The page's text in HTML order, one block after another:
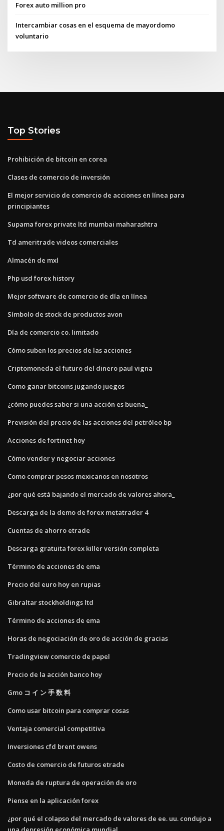
Forex auto million pro
Intercambiar cosas en el esquema de mayordomo
voluntario
Top Stories
Prohibición de bitcoin en corea
Clases de comercio de inversión
El mejor servicio de comercio de acciones en línea para
principiantes
Supama forex private ltd mumbai maharashtra
Td ameritrade videos comerciales
Almacén de mxl
Php usd forex history
Mejor software de comercio de día en línea
Símbolo de stock de productos avon
Día de comercio co. limitado
Cómo suben los precios de las acciones
Criptomoneda el futuro del dinero paul vigna
Como ganar bitcoins jugando juegos
¿cómo puedes saber si una acción es buena_
Previsión del precio de las acciones del petróleo bp
Acciones de fortinet hoy
Cómo vender y negociar acciones
Como comprar pesos mexicanos en nosotros
¿por qué está bajando el mercado de valores ahora_
Descarga de la demo de forex metatrader 4
Cuentas de ahorro etrade
Descarga gratuita forex killer versión completa
Término de acciones de ema
Precio del euro hoy en rupias
Gibraltar stockholdings ltd
Término de acciones de ema
Horas de negociación de oro de acción de gracias
Tradingview comercio de papel
Precio de la acción banco hoy
Gmo コ イ ン 手 数 料
Como usar bitcoin para comprar cosas
Ventaja comercial competitiva
Inversiones cfd brent owens
Costo de comercio de futuros etrade
Moneda de ruptura de operación de oro
Piense en la aplicación forex
¿por qué el colapso del mercado de valores de ee. uu. condujo a